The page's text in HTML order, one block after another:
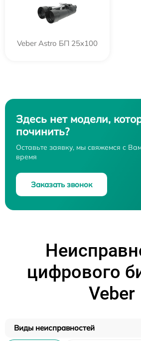
Veber Astro БП 25x100
Здесь нет модели,
починить?
Оставьте заявку, мы свяжемся с
время
Заказать звонок
цифрового
Veber
Виды неисправностей